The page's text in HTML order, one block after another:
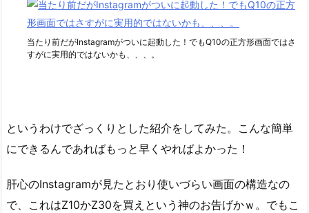
当たり前だがInstagramがついに起動した！でもQ10の正方形画面ではさ
すがに実用的ではないかも、、、。
というわけでざっくりとした紹介をしてみた。こんな簡単
にできるんであればもっと早くやればよかった！
肝心のInstagramが見たとおり使いづらい画面の構造なの
で、これはZ10かZ30を買えという神のお告げかｗ。でもこ